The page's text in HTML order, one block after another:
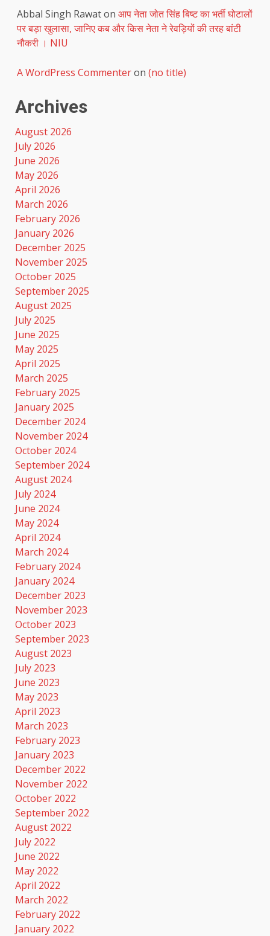
Abbal Singh Rawaton आप नेता जोत सिंह बिष्ट का भर्ती घोटालों
पर बड़ा खुलासा, जानिए कब और किस नेता ने रेवड़ियों की तरह बांटी
नौकरी । NIU
A WordPress Commenteron (no title)
Archives
August 2026
July 2026
June 2026
May 2026
April 2026
March 2026
February 2026
January 2026
December 2025
November 2025
October 2025
September 2025
August 2025
July 2025
June 2025
May 2025
April 2025
March 2025
February 2025
January 2025
December 2024
November 2024
October 2024
September 2024
August 2024
July 2024
June 2024
May 2024
April 2024
March 2024
February 2024
January 2024
December 2023
November 2023
October 2023
September 2023
August 2023
July 2023
June 2023
May 2023
April 2023
March 2023
February 2023
January 2023
December 2022
November 2022
October 2022
September 2022
August 2022
July 2022
June 2022
May 2022
April 2022
March 2022
February 2022
January 2022